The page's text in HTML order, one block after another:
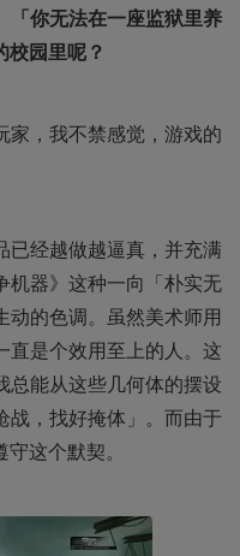
「你无法在一座监狱里养
校园里呢？
家，我不禁感觉，游戏的
已经越做越逼真，并充满
机器》这种一向「朴实无
的色调。虽然美术师用
直是个效用至上的人。这
总能从这些几何体的摆设
战，找好掩体」。而由于
这个默契。